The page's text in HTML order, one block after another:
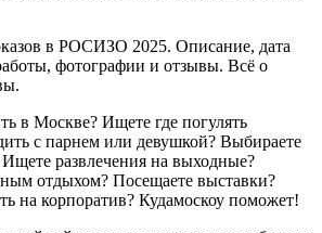
в РОСИЗО 2025. Описание, дата
фотографии и отзывы. Всё о
в Москве? Ищете где погулять
с парнем или девушкой? Выбираете
развлечения на выходные?
отдыхом? Посещаете выставки?
на корпоратив? Кудамоскоу поможет!